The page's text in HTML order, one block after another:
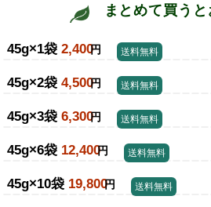
まとめて買うと
45g×1袋 2,400円 送料無料
45g×2袋 4,500円 送料無料
45g×3袋 6,300円 送料無料
45g×6袋 12,400円 送料無料
45g×10袋 19,800円 送料無料